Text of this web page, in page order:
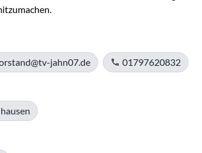
jahn07.de 01797620832